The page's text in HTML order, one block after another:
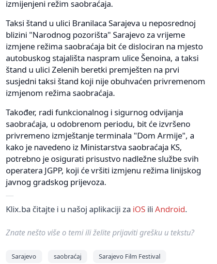
izmijenjeni režim saobraćaja.
Taksi štand u ulici Branilaca Sarajeva u neposrednoj
blizini "Narodnog pozorišta" Sarajevo za vrijeme
izmjene režima saobraćaja bit će dislociran na mjesto
autobuskog stajališta naspram ulice Šenoina, a taksi
štand u ulici Zelenih beretki premješten na prvi
susjedni taksi štand koji nije obuhvaćen privremenom
izmjenom režima saobraćaja.
Također, radi funkcionalnog i sigurnog odvijanja
saobraćaja, u odobrenom periodu, bit će izvršeno
privremeno izmještanje terminala "Dom Armije", a
kako je navedeno iz Ministarstva saobraćaja KS,
potrebno je osigurati prisustvo nadležne službe svih
operatera JGPP, koji će vršiti izmjenu režima linijskog
javnog gradskog prijevoza.
Klix.ba čitajte i u našoj aplikaciji za iOS ili Android.
Znate nešto više o temi ili želite prijaviti grešku u tekstu?
Sarajevo saobraćaj Sarajevo Film Festival